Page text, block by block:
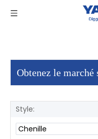
Obtenez le marché
Style: